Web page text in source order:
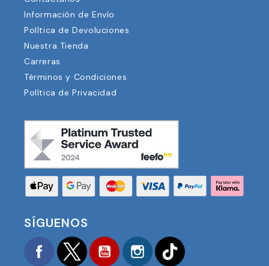
Información de Envío
Política de Devoluciones
Nuestra Tienda
Carreras
Términos y Condiciones
Política de Privacidad
SÍGUENOS
FacebookTwitter YouTubeInstagram